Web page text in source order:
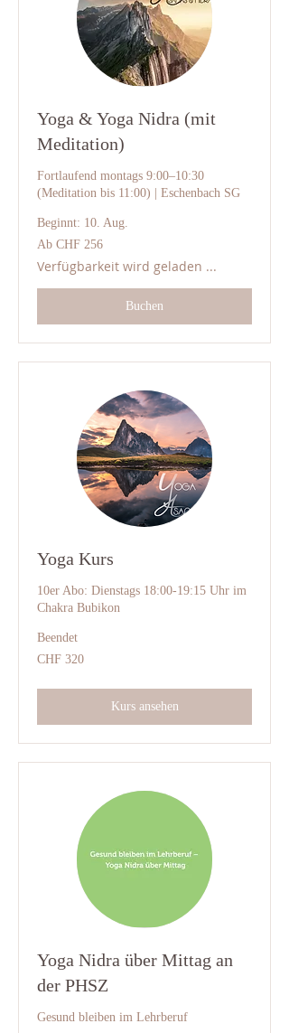
Yoga & Yoga Nidra (mit
Meditation)
Fortlaufend montags 9:00–10:30
(Meditation bis 11:00) | Eschenbach SG
Beginnt: 10. Aug.
Ab
256
Franken
Ab CHF 256
Verfügbarkeit wird geladen ...
Buchen
Yoga Kurs
10er Abo: Dienstags 18:00-19:15 Uhr im
Chakra Bubikon
Beendet
320
Schweizer
CHF 320
Kurs ansehen
Yoga Nidra über Mittag an
der PHSZ
Gesund bleiben im Lehrberuf